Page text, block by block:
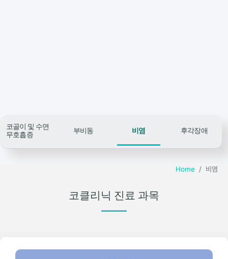
코골이 및 수면
무호흡증
부비동 비염 후각장애
Home 비염
코클리닉 진료 과목